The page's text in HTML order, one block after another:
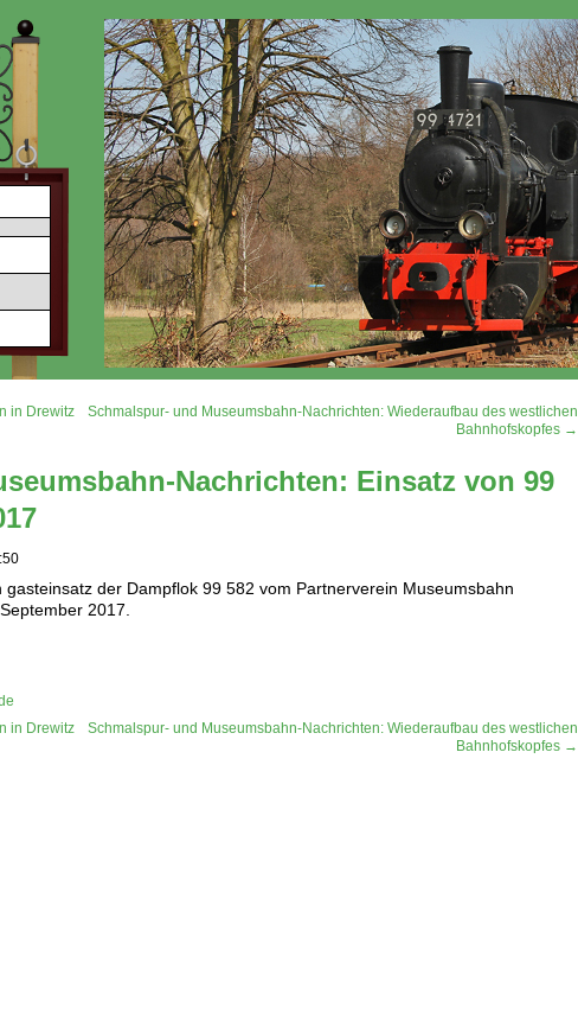
in Drewitz
Schmalspur- und Museumsbahn-Nachrichten: Wiederaufbau des westlichen
Bahnhofskopfes →
Nachrichten: Einsatz von 99
gasteinsatz der Dampflok 99 582 vom Partnerverein Museumsbahn
2017.
in Drewitz
Schmalspur- und Museumsbahn-Nachrichten: Wiederaufbau des westlichen
Bahnhofskopfes →